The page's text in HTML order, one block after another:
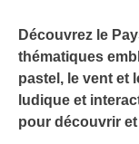
Découvrez le
thématiques
pastel, le vent et
ludique et
pour découvrir et